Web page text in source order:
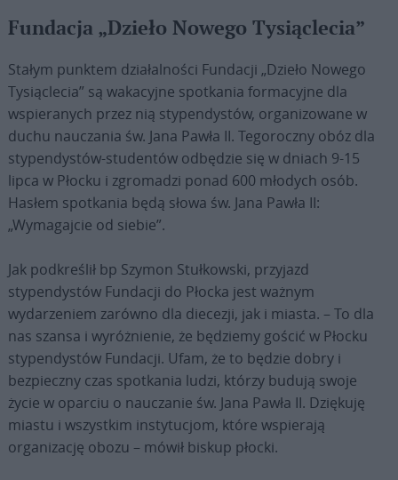
Fundacja „Dzieło Nowego Tysiąclecia”
Stałym punktem działalności Fundacji „Dzieło Nowego
Tysiąclecia” są wakacyjne spotkania formacyjne dla
wspieranych przez nią stypendystów, organizowane w
duchu nauczania św. Jana Pawła II. Tegoroczny obóz dla
stypendystów-studentów odbędzie się w dniach 9-15
lipca w Płocku i zgromadzi ponad 600 młodych osób.
Hasłem spotkania będą słowa św. Jana Pawła II:
„Wymagajcie od siebie”.
Jak podkreślił bp Szymon Stułkowski, przyjazd
stypendystów Fundacji do Płocka jest ważnym
wydarzeniem zarówno dla diecezji, jak i miasta. – To dla
nas szansa i wyróżnienie, że będziemy gościć w Płocku
stypendystów Fundacji. Ufam, że to będzie dobry i
bezpieczny czas spotkania ludzi, którzy budują swoje
życie w oparciu o nauczanie św. Jana Pawła II. Dziękuję
miastu i wszystkim instytucjom, które wspierają
organizację obozu – mówił biskup płocki.